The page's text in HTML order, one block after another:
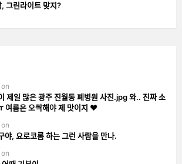
그린라이트 맞지?
제일 많은 광주 진월동 폐병원 사진.jpg 와.. 진짜 소
여름은 오싹해야 제 맛이지 ❤️
요로코롬 하는 그런 사람을 만나.